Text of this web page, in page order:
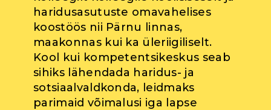
haridusasutuste omavahelises
koostöös nii Pärnu linnas,
maakonnas kui ka üleriigiliselt.
Kool kui kompetentsikeskus seab
sihiks lähendada haridus- ja
sotsiaalvaldkonda, leidmaks
parimaid võimalusi iga lapse